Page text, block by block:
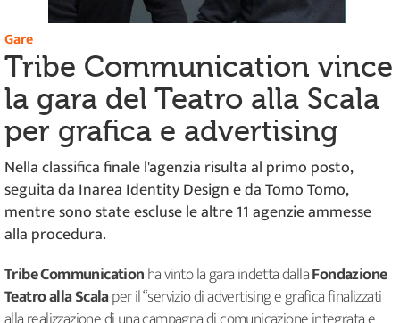
Gare
Tribe Communication vince
la gara del Teatro alla Scala
per grafica e advertising
Nella classifica finale l'agenzia risulta al primo posto,
seguita da Inarea Identity Design e da Tomo Tomo,
mentre sono state escluse le altre 11 agenzie ammesse
alla procedura.
Tribe Communicationha vinto la gara indetta dallaFondazione
Teatro alla Scalaper il “servizio di advertising e grafica finalizzati